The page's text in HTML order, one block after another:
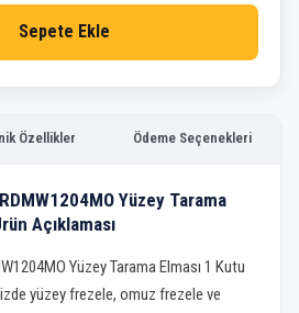
Özellikler Ödeme Seçenekleri
Yüzey Tarama
Açıklaması
Yüzey Tarama Elması 1 Kutu
yüzey frezele, omuz frezele ve
Sepete Ekle